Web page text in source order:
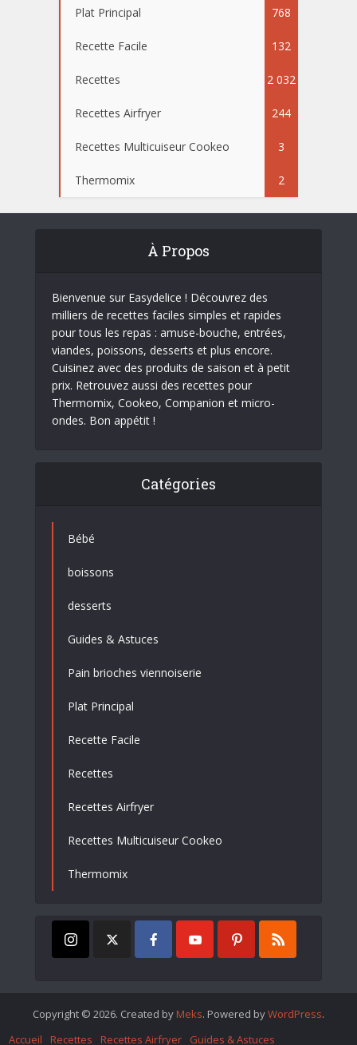
Plat Principal 768
Recette Facile 132
Recettes 2 032
Recettes Airfryer 244
Recettes Multicuiseur Cookeo 3
Thermomix 2
À Propos
Bienvenue sur Easydelice ! Découvrez des
milliers de recettes faciles simples et rapides
pour tous les repas : amuse-bouche, entrées,
viandes, poissons, desserts et plus encore.
Cuisinez avec des produits de saison et à petit
prix. Retrouvez aussi des recettes pour
Thermomix, Cookeo, Companion et micro-
ondes. Bon appétit !
Catégories
Bébé
boissons
desserts
Guides & Astuces
Pain brioches viennoiserie
Plat Principal
Recette Facile
Recettes
Recettes Airfryer
Recettes Multicuiseur Cookeo
Thermomix
Copyright © 2026. Created by Meks. Powered byWordPress.
Accueil
Recettes Recettes Airfryer Guides & Astuces